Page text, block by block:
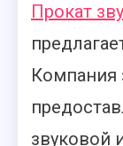
Прокат
Компания
звуковой